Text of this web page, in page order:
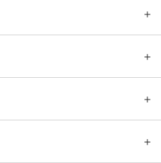
＋
＋
＋
＋